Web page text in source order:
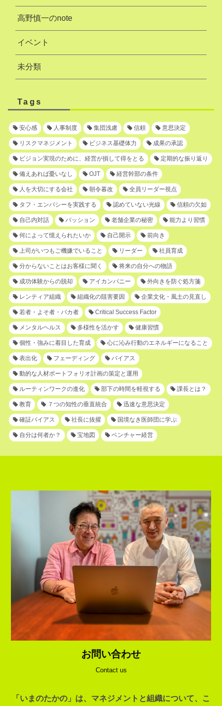
高野慎一のnote
イベント
未分類
Tags
安心感 人事制度 集団浅慮 信頼 意思決定
リスクマネジメント ビジネス基礎体力 成果の承認
ビジョン実現のために、経営が損して得をとる 定期的な振り返り
備えあれば憂いなし OJT 経営幹部の条件
人を大切にする会社 朝令暮改 全員リーダー視点
タフ・エンパシーを実践する 認めていない光線 信頼の欠如
自己内対話 パッション 老舗企業の秘密 能力より習慣
何によって憶えられたいか 自己開示 前向き
上司がいつもご機嫌でいること リーダー 社員育成
分からないことはお客様に聞く 将来の自分への物語
成功体験からの脱却 アイカンパニー 外向きを防ぐ処方箋
レンティア組織 組織化の阻害要因 企業文化・風土の見直し
若者・よそ者・バカ者 Critical Success Factor
メンタルヘルス 多様性を活かす 健康習慣
個性・強みに着目した育成 心に沁み行動のエネルギーになること
表出化 フェーディング バイアス
動的な人材ポートフォリオ計画の策定と運用
ルーティンワークの進化 部下の時間を軽視する 課長とは？
教育 ７つの知性の垂直統合 迅速な意思決定
確証バイアス 社長に抜擢 国境なき医師団に学ぶ
自分は何者か？ 宝地図 ベンチャー経営
お問い合わせ
Contact us
「いまのたかの」は、マネジメントと組織について、こ